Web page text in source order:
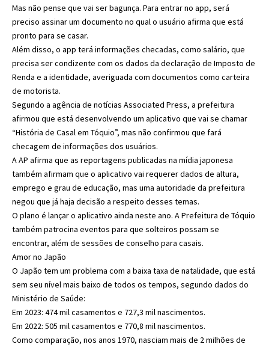
Mas não pense que vai ser bagunça. Para entrar no app, será
preciso assinar um documento no qual o usuário afirma que está
pronto para se casar.
Além disso, o app terá informações checadas, como salário, que
precisa ser condizente com os dados da declaração de Imposto de
Renda e a identidade, averiguada com documentos como carteira
de motorista.
Segundo a agência de notícias Associated Press, a prefeitura
afirmou que está desenvolvendo um aplicativo que vai se chamar
“História de Casal em Tóquio”, mas não confirmou que fará
checagem de informações dos usuários.
A AP afirma que as reportagens publicadas na mídia japonesa
também afirmam que o aplicativo vai requerer dados de altura,
emprego e grau de educação, mas uma autoridade da prefeitura
negou que já haja decisão a respeito desses temas.
O plano é lançar o aplicativo ainda neste ano. A Prefeitura de Tóquio
também patrocina eventos para que solteiros possam se
encontrar, além de sessões de conselho para casais.
Amor no Japão
O Japão tem um problema com a baixa taxa de natalidade, que está
sem seu nível mais baixo de todos os tempos, segundo dados do
Ministério de Saúde:
Em 2023: 474 mil casamentos e 727,3 mil nascimentos.
Em 2022: 505 mil casamentos e 770,8 mil nascimentos.
Como comparação, nos anos 1970, nasciam mais de 2 milhões de